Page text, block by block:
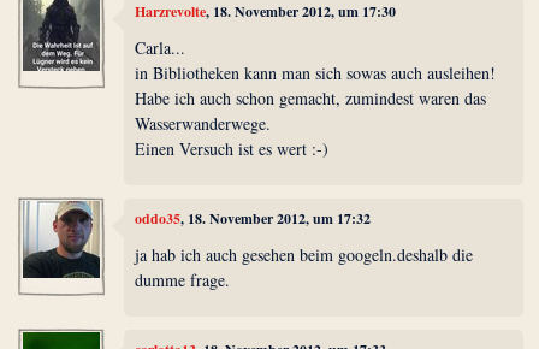
Harzrevolte, 18. November 2012, um 17:30
Carla...
in Bibliotheken kann man sich sowas auch ausleihen!
Habe ich auch schon gemacht, zumindest waren das
Wasserwanderwege.
Einen Versuch ist es wert :-)
oddo35, 18. November 2012, um 17:32
ja hab ich auch gesehen beim googeln.deshalb die
dumme frage.